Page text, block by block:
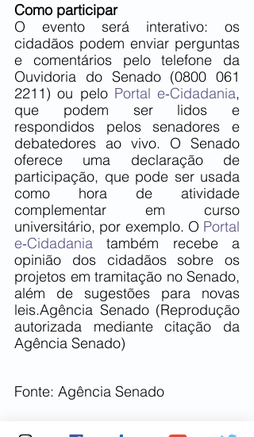
Como participar
O evento será interativo: os
cidadãos podem enviar perguntas
e comentários pelo telefone da
Ouvidoria do Senado (0800 061
2211) ou pelo Portal e‑Cidadania,
que podem ser lidos e
respondidos pelos senadores e
debatedores ao vivo. O Senado
oferece uma declaração de
participação, que pode ser usada
como hora de atividade
complementar em curso
universitário, por exemplo. O Portal
e‑Cidadania também recebe a
opinião dos cidadãos sobre os
projetos em tramitação no Senado,
além de sugestões para novas
leis.Agência Senado (Reprodução
autorizada mediante citação da
Agência Senado)
Fonte: Agência Senado